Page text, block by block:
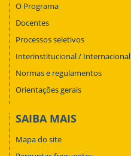
O Programa
Docentes
Processos seletivos
Interinstitucional / Internacional
Normas e regulamentos
Orientações gerais
SAIBA MAIS
Mapa do site